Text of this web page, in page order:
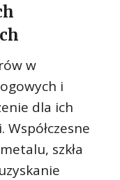
w
i
dla ich
szkła